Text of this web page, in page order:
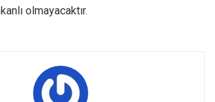
olmayacaktır.